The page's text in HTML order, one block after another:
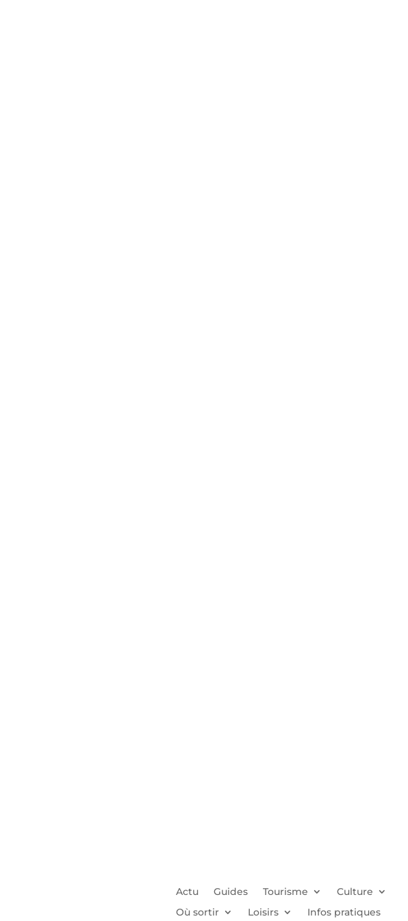
Actu Guides Tourisme
Culture
Où sortir
Loisirs Infos pratiques